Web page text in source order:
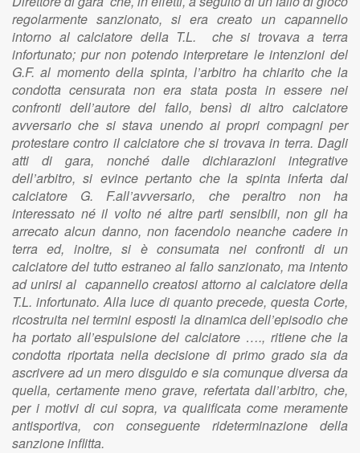
regolarmente sanzionato, si era creato un capannello
intorno al calciatore della T.L. che si trovava a terra
infortunato; pur non potendo interpretare le intenzioni del
G.F. al momento della spinta, l’arbitro ha chiarito che la
condotta censurata non era stata posta in essere nei
confronti dell’autore del fallo, bensì di altro calciatore
avversario che si stava unendo ai propri compagni per
protestare contro il calciatore che si trovava in terra. Dagli
atti di gara, nonché dalle dichiarazioni integrative
dell’arbitro, si evince pertanto che la spinta inferta dal
calciatore G. F.all’avversario, che peraltro non ha
interessato né il volto né altre parti sensibili, non gli ha
arrecato alcun danno, non facendolo neanche cadere in
terra ed, inoltre, si è consumata nei confronti di un
calciatore del tutto estraneo al fallo sanzionato, ma intento
ad unirsi al capannello creatosi attorno al calciatore della
T.L. infortunato. Alla luce di quanto precede, questa Corte,
ricostruita nei termini esposti la dinamica dell’episodio che
ha portato all’espulsione del calciatore …., ritiene che la
condotta riportata nella decisione di primo grado sia da
ascrivere ad un mero disguido e sia comunque diversa da
quella, certamente meno grave, refertata dall’arbitro, che,
per i motivi di cui sopra, va qualificata come meramente
antisportiva, con conseguente rideterminazione della
sanzione inflitta.